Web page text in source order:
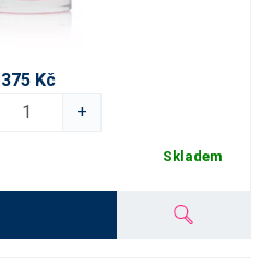
375 Kč
+
Skladem